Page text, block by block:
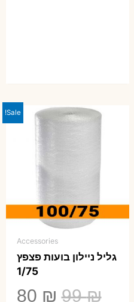
Sale!
Accessories
גליל ניילון בועות פצפץ
1/75
99₪
המחיר
80 ₪